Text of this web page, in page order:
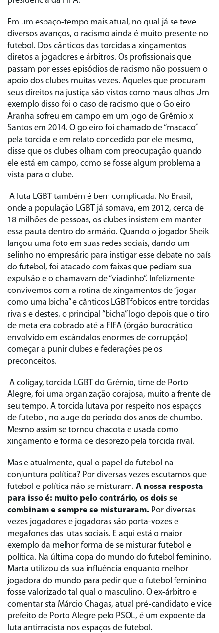
Em um espaço-tempo mais atual, no qual já se teve
diversos avanços, o racismo ainda é muito presente no
futebol. Dos cânticos das torcidas a xingamentos
diretos a jogadores e árbitros. Os profissionais que
passam por esses episódios de racismo não possuem o
apoio dos clubes muitas vezes. Aqueles que procuram
seus direitos na justiça são vistos como maus olhos Um
exemplo disso foi o caso de racismo que o Goleiro
Aranha sofreu em campo em um jogo de Grêmio x
Santos em 2014. O goleiro foi chamado de “macaco”
pela torcida e em relato concedido por ele mesmo,
disse que os clubes olham com preocupação quando
ele está em campo, como se fosse algum problema a
vista para o clube.
A luta LGBT também é bem complicada. No Brasil,
onde a população LGBT já somava, em 2012, cerca de
18 milhões de pessoas, os clubes insistem em manter
essa pauta dentro do armário. Quando o jogador Sheik
lançou uma foto em suas redes sociais, dando um
selinho no empresário para instigar esse debate no país
do futebol, foi atacado com faixas que pediam sua
expulsão e o chamavam de “viadinho”. Infelizmente
convivemos com a rotina de xingamentos de “jogar
como uma bicha” e cânticos LGBTfobicos entre torcidas
rivais e destes, o principal “bicha” logo depois que o tiro
de meta era cobrado até a FIFA (órgão burocrático
envolvido em escândalos enormes de corrupção)
começar a punir clubes e federações pelos
preconceitos.
A coligay, torcida LGBT do Grêmio, time de Porto
Alegre, foi uma organização corajosa, muito a frente de
seu tempo. A torcida lutava por respeito nos espaços
de futebol, no auge do período dos anos de chumbo.
Mesmo assim se tornou chacota e usada como
xingamento e forma de desprezo pela torcida rival.
Mas e atualmente, qual o papel do futebol na
conjuntura política? Por diversas vezes escutamos que
futebol e política não se misturam. A nossa resposta
para isso é: muito pelo contrário, os dois se
combinam e sempre se misturaram. Por diversas
vezes jogadores e jogadoras são porta-vozes e
megafones das lutas sociais. E aqui está o maior
exemplo da melhor forma de se misturar futebol e
política. Na última copa do mundo do futebol feminino,
Marta utilizou da sua influência enquanto melhor
jogadora do mundo para pedir que o futebol feminino
fosse valorizado tal qual o masculino. O ex-árbitro e
comentarista Márcio Chagas, atual pré-candidato e vice
prefeito de Porto Alegre pelo PSOL, é um expoente da
luta antirracista nos espaços de futebol.